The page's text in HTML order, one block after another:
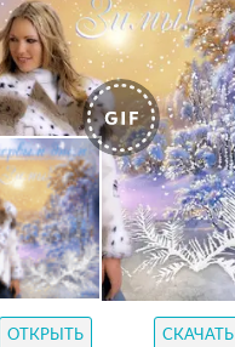
ОТКРЫТЬ СКАЧАТЬ